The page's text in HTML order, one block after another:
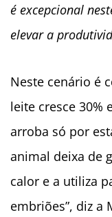
é excepcional
elevar a
Neste cenário é
leite cresce 30%
arroba só por
animal deixa de
calor e a utiliza
embriões”, diz a